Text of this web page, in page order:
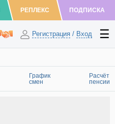
РЕПЛЕКС ПОДПИСКА
Регистрация / Вход
График
смен
Расчёт
пенсии